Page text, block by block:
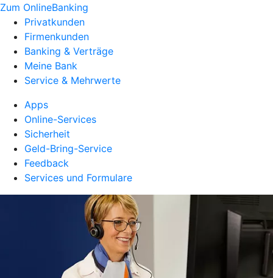
Zum OnlineBanking
Privatkunden
Firmenkunden
Banking & Verträge
Meine Bank
Service & Mehrwerte
Apps
Online-Services
Sicherheit
Geld-Bring-Service
Feedback
Services und Formulare